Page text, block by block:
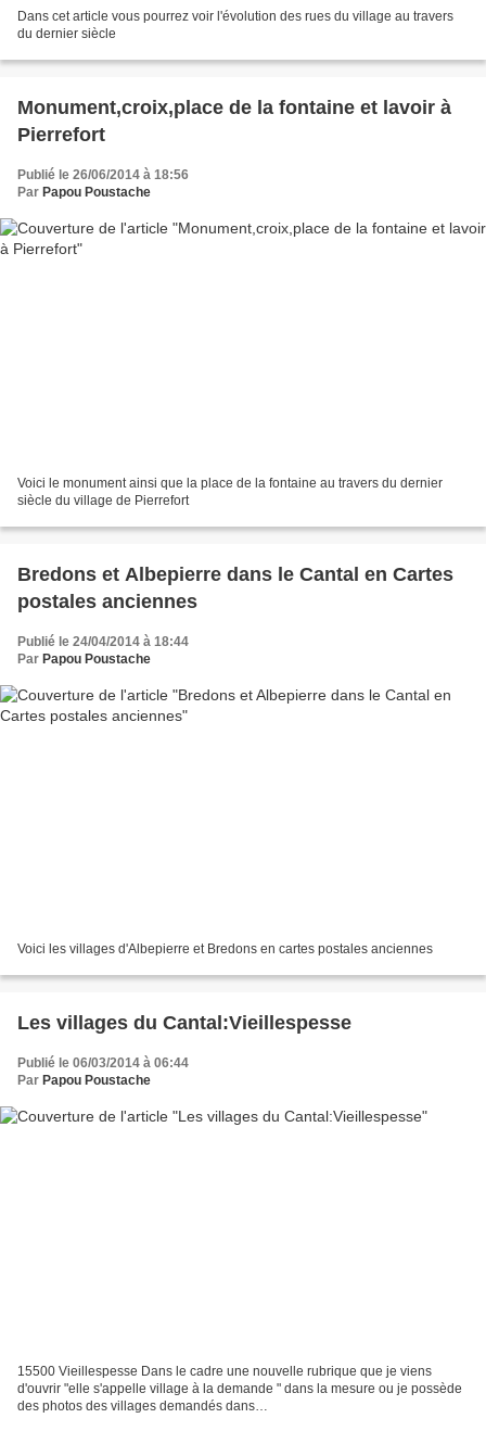
Dans cet article vous pourrez voir l'évolution des rues du village au travers
du dernier siècle
Monument,croix,place de la fontaine et lavoir à
Pierrefort
Publié le 26/06/2014 à 18:56
Par Papou Poustache
Voici le monument ainsi que la place de la fontaine au travers du dernier
siècle du village de Pierrefort
Bredons et Albepierre dans le Cantal en Cartes
postales anciennes
Publié le 24/04/2014 à 18:44
Par Papou Poustache
Voici les villages d'Albepierre et Bredons en cartes postales anciennes
Les villages du Cantal:Vieillespesse
Publié le 06/03/2014 à 06:44
Par Papou Poustache
15500 Vieillespesse Dans le cadre une nouvelle rubrique que je viens
d'ouvrir "elle s'appelle village à la demande " dans la mesure ou je possède
des photos des villages demandés dans